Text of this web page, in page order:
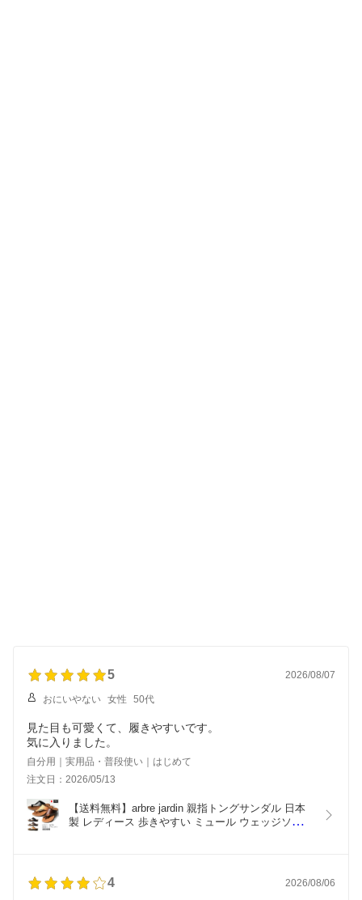
5 2026/08/07
おにいやない 女性 50代
見た目も可愛くて、履きやすいです。
気に入りました。
自分用｜実用品・普段使い｜はじめて
注文日：2026/05/13
【送料無料】arbre jardin 親指トングサンダル 日本
製 レディース 歩きやすい ミュール ウェッジソール
nm-6141 4 2026/08/06